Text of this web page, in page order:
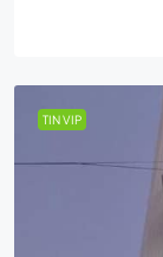
TIN VIP